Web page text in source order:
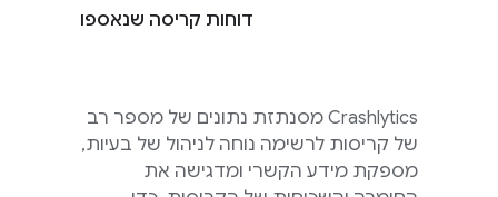
דוחות קריסה שנאספו
Crashlytics מסנתזת נתונים של מספר רב
של קריסות לרשימה נוחה לניהול של בעיות,
מספקת מידע הקשרי ומדגישה את